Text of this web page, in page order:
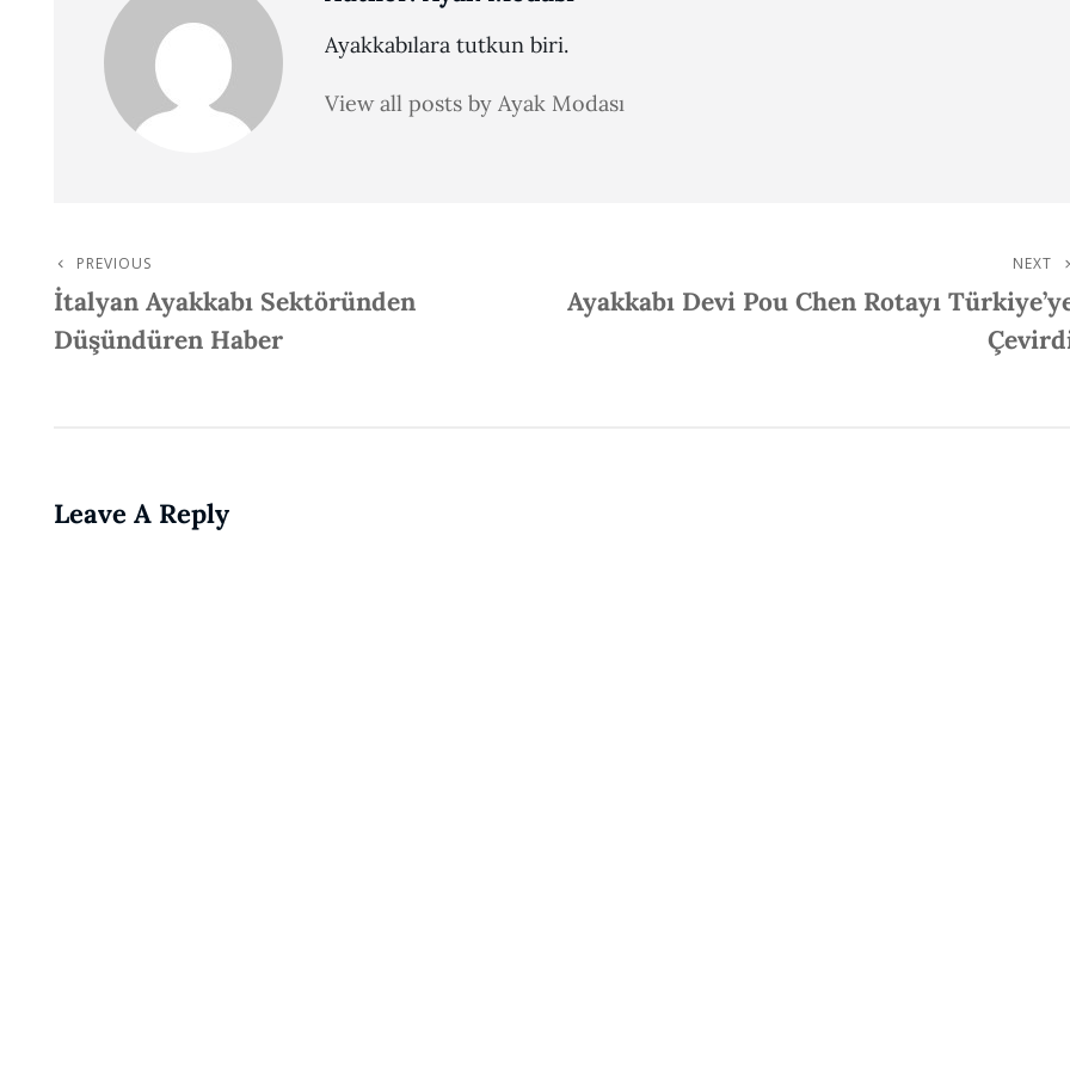
Ayakkabılara tutkun biri.
View all posts by Ayak Modası
Post
Navigation
Previous
Post
PREVIOUS
İtalyan Ayakkabı Sektöründen
Düşündüren Haber
Post
NEXT
Ayakkabı Devi Pou Chen Rotayı
Leave A Reply